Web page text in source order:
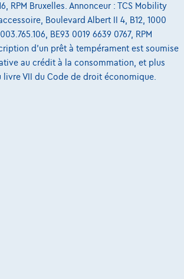
RPM Bruxelles. Annonceur : TCS Mobility
Boulevard Albert II 4, B12, 1000
BE93 0019 6639 0767, RPM
d'un prêt à tempérament est soumise
au crédit à la consommation, et plus
VII du Code de droit économique.
SA/NV Copyright